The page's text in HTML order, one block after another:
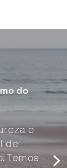
do
e
de
Temos